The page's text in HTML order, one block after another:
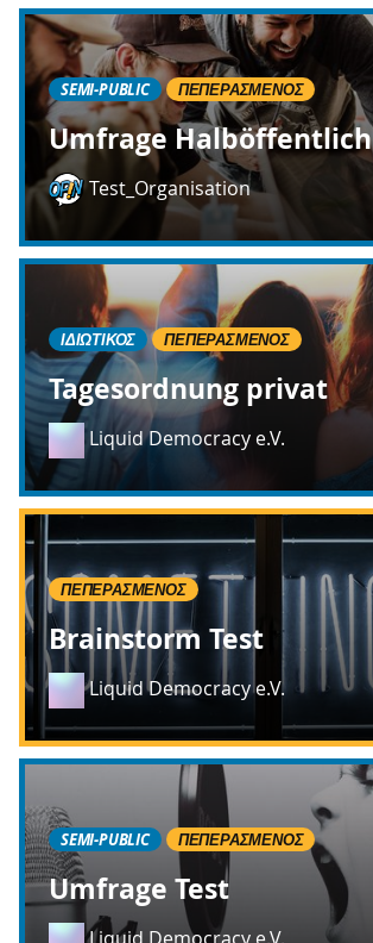
SEMI-PUBLIC ΠΕΠΕΡΑΣΜΈΝΟΣ
Umfrage Halböffentlich
Test_Organisation
ΙΔΙΩΤΙΚΌΣ ΠΕΠΕΡΑΣΜΈΝΟΣ
Tagesordnung privat
Liquid Democracy e.V.
ΠΕΠΕΡΑΣΜΈΝΟΣ
Brainstorm Test
Liquid Democracy e.V.
SEMI-PUBLIC ΠΕΠΕΡΑΣΜΈΝΟΣ
Umfrage Test